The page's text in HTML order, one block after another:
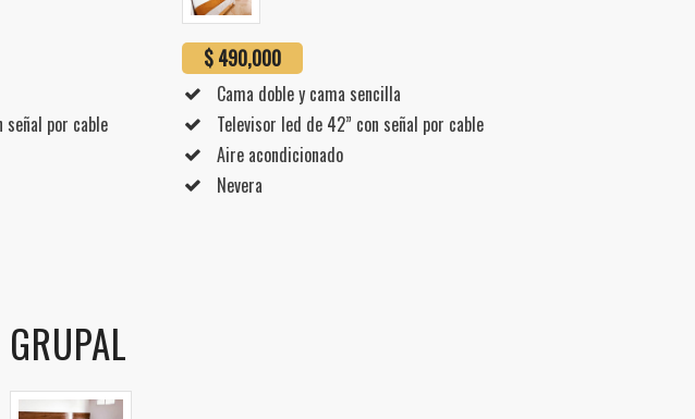
señal por cable
$ 490,000
Cama doble y cama sencilla
Televisor led de 42” con señal por cable
Aire acondicionado
Nevera
GRUPAL